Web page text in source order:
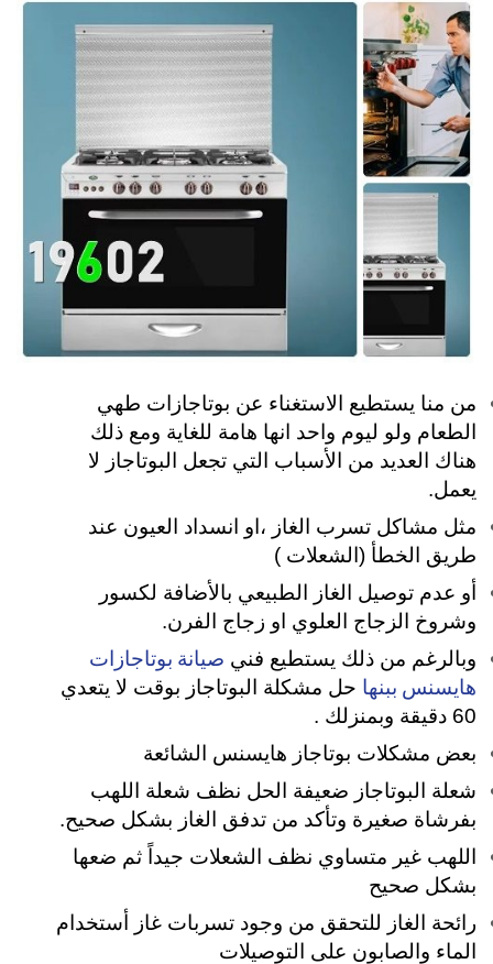
من منا يستطيع الاستغناء عن بوتاجازات طهي
الطعام ولو ليوم واحد انها هامة للغاية ومع ذلك
هناك العديد من الأسباب التي تجعل البوتاجاز لا
يعمل.
مثل مشاكل تسرب الغاز ،او انسداد العيون عند
طريق الخطأ (الشعلات )
أو عدم توصيل الغاز الطبيعي بالأضافة لكسور
وشروخ الزجاج العلوي او زجاج الفرن.
وبالرغم من ذلك يستطيع فني صيانة بوتاجازات
هايسنس ببنها حل مشكلة البوتاجاز بوقت لا يتعدي
60 دقيقة وبمنزلك .
بعض مشكلات بوتاجاز هايسنس الشائعة
شعلة البوتاجاز ضعيفة الحل نظف شعلة اللهب
بفرشاة صغيرة وتأكد من تدفق الغاز بشكل صحيح.
اللهب غير متساوي نظف الشعلات جيداً ثم ضعها
بشكل صحيح
رائحة الغاز للتحقق من وجود تسربات غاز أستخدام
الماء والصابون على التوصيلات